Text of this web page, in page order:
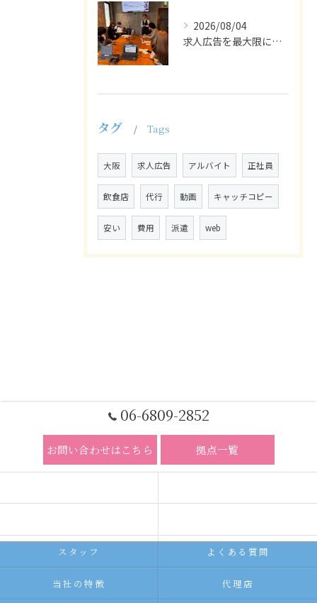
2026/08/04
求人広告を最大限に活用するためには、ターゲット設定の精度を高...
タグ Tags
大阪 求人広告 アルバイト 正社員
飲食店 代行 動画 キャッチコピー
安い 費用 派遣 web
06-6809-2852
お問い合わせはこちら 拠点一覧
スタッフ よくある質問
当社の特徴 代理店